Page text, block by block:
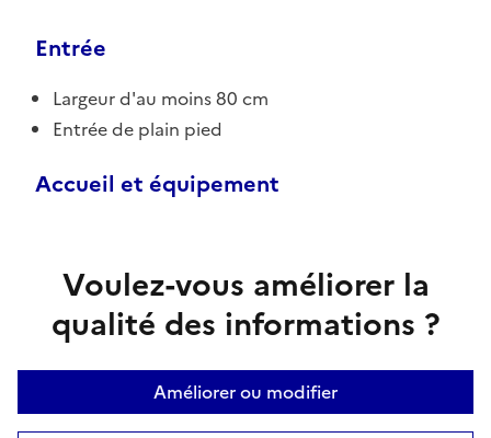
Entrée
Largeur d'au moins 80 cm
Entrée de plain pied
Accueil et équipement
Voulez-vous améliorer la
qualité des informations ?
Améliorer ou modifier